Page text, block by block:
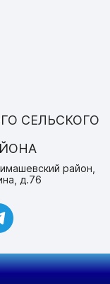
СЕЛЬСКОГО
район,
д.76